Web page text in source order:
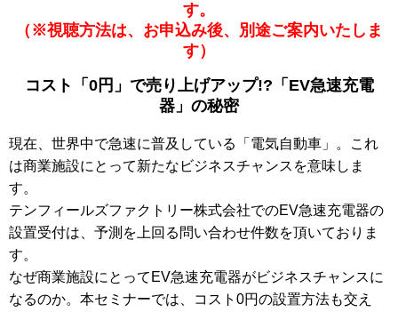
す。
（※視聴方法は、お申込み後、別途ご案内いたしま
す）
コスト「0円」で売り上げアップ!?「EV急速充電
器」の秘密
現在、世界中で急速に普及している「電気自動車」。これ
は商業施設にとって新たなビジネスチャンスを意味しま
す。
テンフィールズファクトリー株式会社でのEV急速充電器の
設置受付は、予測を上回る問い合わせ件数を頂いておりま
す。
なぜ商業施設にとってEV急速充電器がビジネスチャンスに
なるのか。本セミナーでは、コスト0円の設置方法も交え